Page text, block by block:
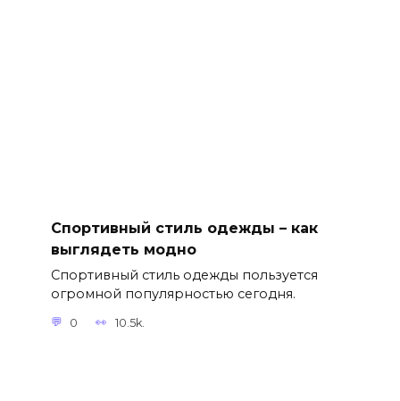
Спортивный стиль одежды – как
выглядеть модно
Спортивный стиль одежды пользуется
огромной популярностью сегодня.
0 10.5k.